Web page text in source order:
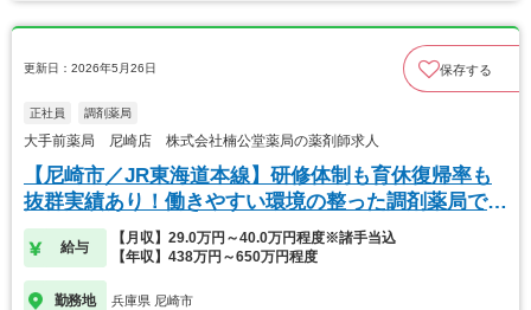
更新日：2026年5月26日 保存する
正社員 調剤薬局
大手前薬局 尼崎店 株式会社楠公堂薬局の薬剤師求人
【尼崎市／JR東海道本線】研修体制も育休復帰率も
抜群実績あり！働きやすい環境の整った調剤薬局で
す。
給与
【月収】29.0万円～40.0万円程度※諸手当込
【年収】438万円～650万円程度
勤務地 兵庫県 尼崎市